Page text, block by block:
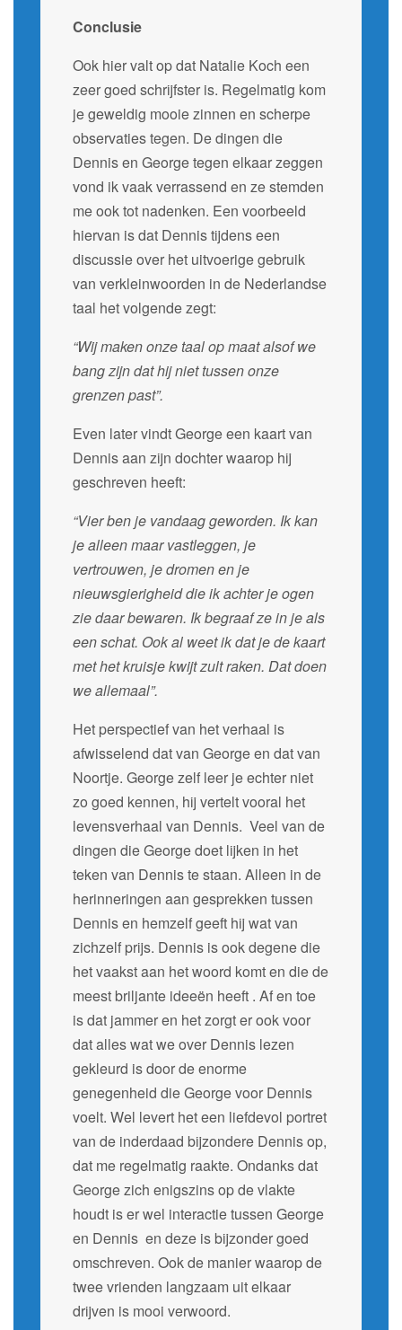
Conclusie
Ook hier valt op dat Natalie Koch een
zeer goed schrijfster is. Regelmatig kom
je geweldig mooie zinnen en scherpe
observaties tegen. De dingen die
Dennis en George tegen elkaar zeggen
vond ik vaak verrassend en ze stemden
me ook tot nadenken. Een voorbeeld
hiervan is dat Dennis tijdens een
discussie over het uitvoerige gebruik
van verkleinwoorden in de Nederlandse
taal het volgende zegt:
“Wij maken onze taal op maat alsof we
bang zijn dat hij niet tussen onze
grenzen past”.
Even later vindt George een kaart van
Dennis aan zijn dochter waarop hij
geschreven heeft:
“Vier ben je vandaag geworden. Ik kan
je alleen maar vastleggen, je
vertrouwen, je dromen en je
nieuwsgierigheid die ik achter je ogen
zie daar bewaren. Ik begraaf ze in je als
een schat. Ook al weet ik dat je de kaart
met het kruisje kwijt zult raken. Dat doen
we allemaal”.
Het perspectief van het verhaal is
afwisselend dat van George en dat van
Noortje. George zelf leer je echter niet
zo goed kennen, hij vertelt vooral het
levensverhaal van Dennis. Veel van de
dingen die George doet lijken in het
teken van Dennis te staan. Alleen in de
herinneringen aan gesprekken tussen
Dennis en hemzelf geeft hij wat van
zichzelf prijs. Dennis is ook degene die
het vaakst aan het woord komt en die de
meest briljante ideeën heeft . Af en toe
is dat jammer en het zorgt er ook voor
dat alles wat we over Dennis lezen
gekleurd is door de enorme
genegenheid die George voor Dennis
voelt. Wel levert het een liefdevol portret
van de inderdaad bijzondere Dennis op,
dat me regelmatig raakte. Ondanks dat
George zich enigszins op de vlakte
houdt is er wel interactie tussen George
en Dennis en deze is bijzonder goed
omschreven. Ook de manier waarop de
twee vrienden langzaam uit elkaar
drijven is mooi verwoord.